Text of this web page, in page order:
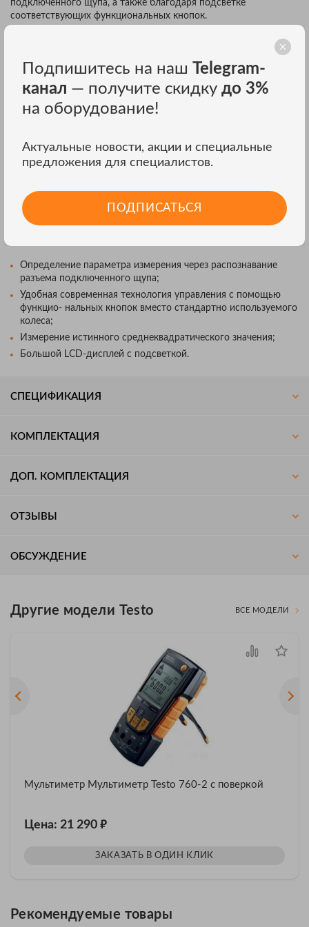
подключенного щупа, а также благодаря подсветке
соответствующих функциональных кнопок.
testo 760-2 отличается большим диапазоном измерения силы
тока, возможностью измерения истинного СКЗ и наличием
фильтра низких частот.
диапазоне до 1000 В, а также отличается более широкими
диапазонами измерения частоты и электрической емкости.
ОСОБЕННОСТИ ЦИФРОВЫХ
МУЛЬТИМЕТРОВ TESTO 760-1, TESTO 760-
Определение параметра измерения через распознавание
разъема подключенного щупа;
Удобная современная технология управления с помощью
функцио- нальных кнопок вместо стандартно используемого
колеса;
Измерение истинного среднеквадратического значения;
Большой LCD-дисплей с подсветкой.
СПЕЦИФИКАЦИЯ
КОМПЛЕКТАЦИЯ
ДОП. КОМПЛЕКТАЦИЯ
ОТЗЫВЫ
ОБСУЖДЕНИЕ
Другие модели Testo ВСЕ МОДЕЛИ
Мультиметр Мультиметр Testo 760-2 с поверкой
Цена: 21 290 ₽
ЗАКАЗАТЬ В ОДИН КЛИК
Рекомендуемые товары
Подпишитесь на наш Telegram-
канал — получите скидку до 3%
на оборудование!
Актуальные новости, акции и специальные
предложения для специалистов.
ПОДПИСАТЬСЯ